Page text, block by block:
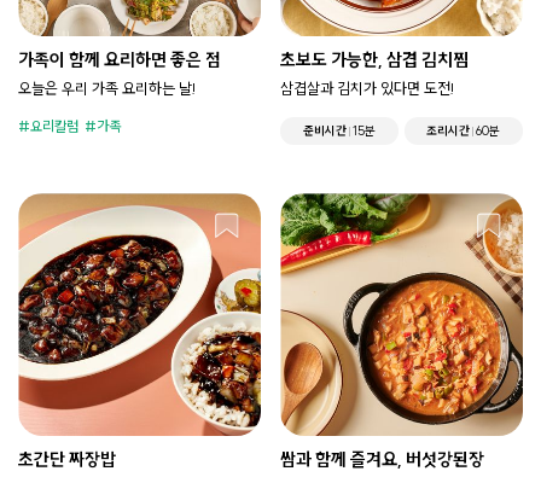
가족이 함께 요리하면 좋은 점
오늘은 우리 가족 요리하는 날!
요리칼럼 가족
초보도 가능한, 삼겹 김치찜
삼겹살과 김치가 있다면 도전!
준비시간 15분 조리시간 60분
초간단 짜장밥 쌈과 함께 즐겨요, 버섯강된장